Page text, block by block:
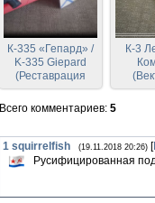
К-335 «Гепард» /
K-335 Giepard
(Реставрация
GPM 395)
К-3
Всего комментариев: 5
1 squirrelfish (19.11.2018 20:26) [
Русифицированная